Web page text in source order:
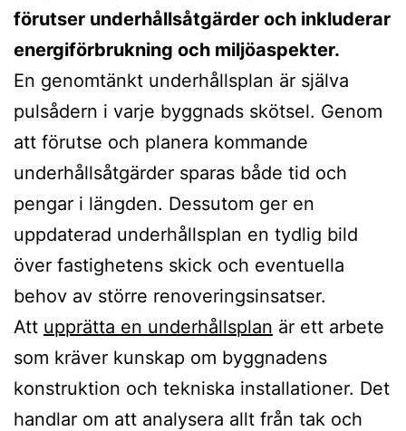
förutser underhållsåtgärder och inkluderar
energiförbrukning och miljöaspekter.
En genomtänkt underhållsplan är själva
pulsådern i varje byggnads skötsel. Genom
att förutse och planera kommande
underhållsåtgärder sparas både tid och
pengar i längden. Dessutom ger en
uppdaterad underhållsplan en tydlig bild
över fastighetens skick och eventuella
behov av större renoveringsinsatser.
Att upprätta en underhållsplan är ett arbete
som kräver kunskap om byggnadens
konstruktion och tekniska installationer. Det
handlar om att analysera allt från tak och